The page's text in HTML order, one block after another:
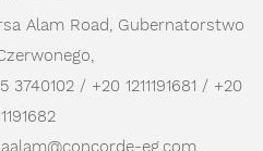
Alam Road, Gubernatorstwo
/ +20 1211191681 / +20
eg.com